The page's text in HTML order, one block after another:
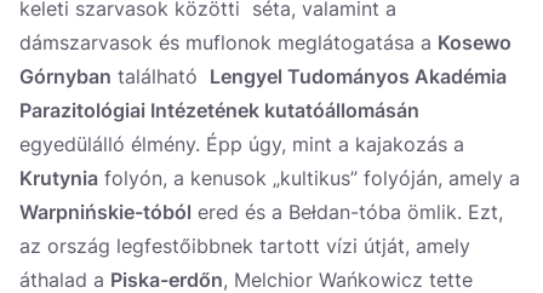
keleti szarvasok közötti séta, valamint a
dámszarvasok és muflonok meglátogatása a Kosewo
Górnyban található Lengyel Tudományos Akadémia
Parazitológiai Intézetének kutatóállomásán
egyedülálló élmény. Épp úgy, mint a kajakozás a
Krutynia folyón, a kenusok „kultikus” folyóján, amely a
Warpnińskie-tóból ered és a Bełdan-tóba ömlik. Ezt,
az ország legfestőibbnek tartott vízi útját, amely
áthalad a Piska-erdőn, Melchior Wańkowicz tette